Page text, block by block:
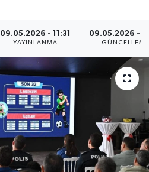
09.05.2026 - 11:31
YAYINLANMA
09.05.2026 -
GÜNCELLEME